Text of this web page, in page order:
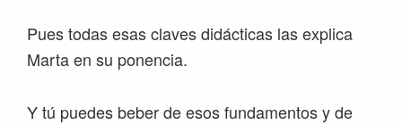
Pues todas esas claves didácticas las explica
Marta en su ponencia.
Y tú puedes beber de esos fundamentos y de